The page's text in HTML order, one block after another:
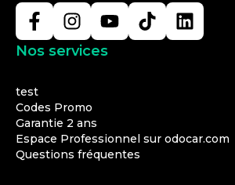
Nos services
test
Codes Promo
Garantie 2 ans
Espace Professionnel sur odocar.com
Questions fréquentes